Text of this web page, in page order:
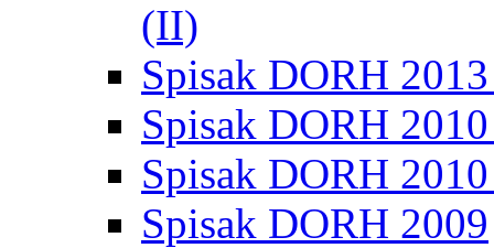
(II)
Spisak DORH
Spisak DORH
Spisak DORH
Spisak DORH 2009